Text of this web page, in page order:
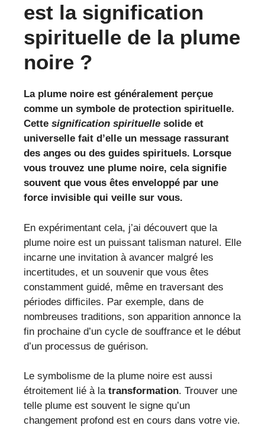
est la signification
spirituelle de la plume
noire ?
La plume noire est généralement perçue
comme un symbole de protection spirituelle.
Cette signification spirituelle solide et
universelle fait d’elle un message rassurant
des anges ou des guides spirituels. Lorsque
vous trouvez une plume noire, cela signifie
souvent que vous êtes enveloppé par une
force invisible qui veille sur vous.
En expérimentant cela, j’ai découvert que la
plume noire est un puissant talisman naturel. Elle
incarne une invitation à avancer malgré les
incertitudes, et un souvenir que vous êtes
constamment guidé, même en traversant des
périodes difficiles. Par exemple, dans de
nombreuses traditions, son apparition annonce la
fin prochaine d’un cycle de souffrance et le début
d’un processus de guérison.
Le symbolisme de la plume noire est aussi
étroitement lié à la transformation. Trouver une
telle plume est souvent le signe qu’un
changement profond est en cours dans votre vie.